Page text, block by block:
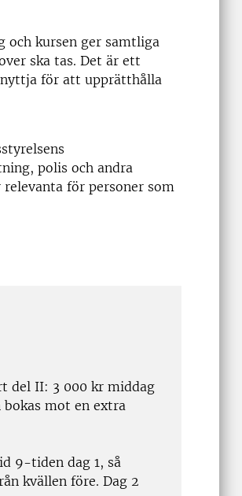
och kursen ger samtliga
ska tas. Det är ett
för att upprätthålla
polis och andra
för personer som
del II: 3 000 kr middag
mot en extra
9-tiden dag 1, så
kvällen före. Dag 2